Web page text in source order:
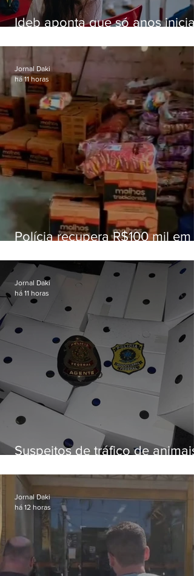
Ideb aponta que só anos
educação
Polícia recupera R$100 mil em
Fluminense
Jornal Daki
há 11 horas
Suspeitos de tráfico de animais
aves
Jornal Daki
há 11 horas
Jornal Daki
há 12 horas